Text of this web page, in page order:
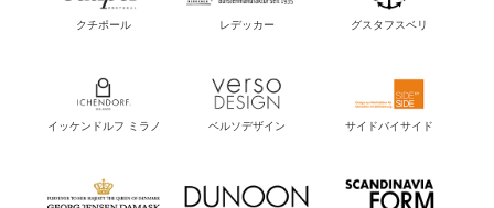
クチポール レデッカー グスタフスベリ
イッケンドルフ ミラノ ベルソデザイン サイドバイサイド